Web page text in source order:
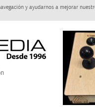
y ayudarnos a mejorar